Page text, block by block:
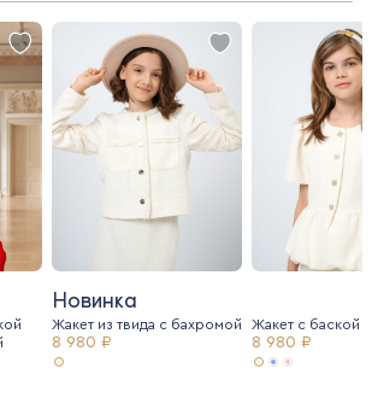
ткань
Новинка
Жакет из твида c бахромой
8 980 ₽
Жакет с баской
8 980 ₽